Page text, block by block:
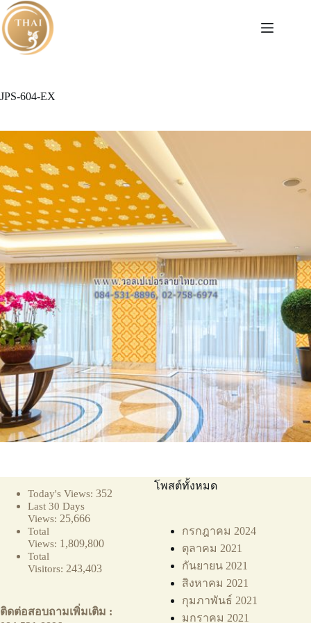
Skip
to
content
JPS-604-EX
Today's Views: 352
Last 30 Days
Views: 25,666
Total
Views: 1,809,800
Total
Visitors: 243,403
ติดต่อสอบถามเพิ่มเติม :
โพสต์ทั้งหมด
กรกฎาคม 2024
ตุลาคม 2021
กันยายน 2021
สิงหาคม 2021
กุมภาพันธ์ 2021
มกราคม 2021